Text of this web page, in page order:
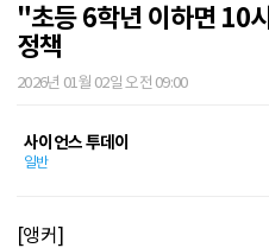
"초등 6학년 이하면 10
정책
2026년 01월 02일 오전 09:00
사이언스 투데이
일반
[앵커]